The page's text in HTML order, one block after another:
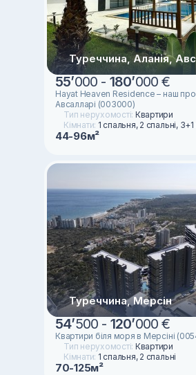
Туреччина, Аланія,
55’000 - 180’000 €
Hayat Heaven Residence – наш
Авсалларі (003000)
Тип нерухомості: Квартири
Кімнати: 1 спальня, 2 спальні,
44-96м²
Туреччина, Мерсін
54’500 - 120’000 €
Квартири біля моря в Мерсіні
Тип нерухомості: Квартири
Кімнати: 1 спальня, 2 спальні
70-125м²